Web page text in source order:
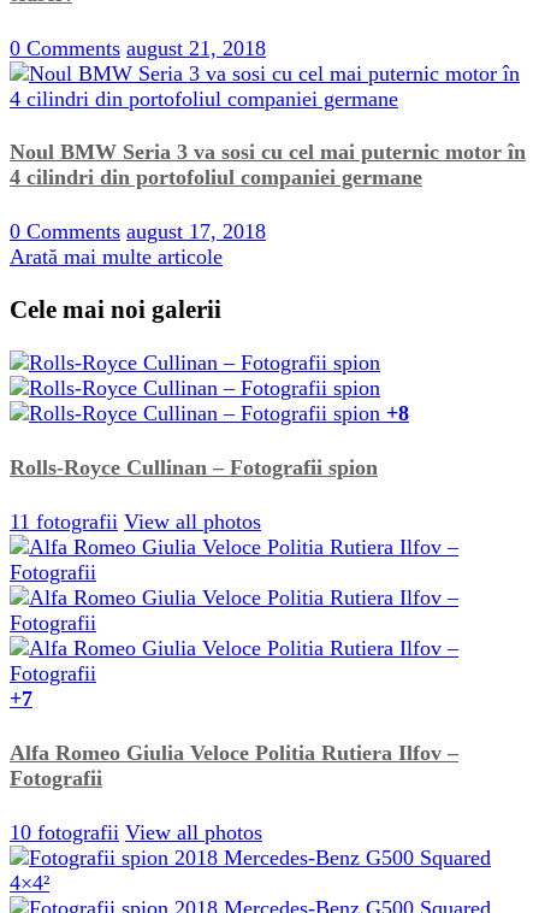
0 Comments august 21, 2018
Noul BMW Seria 3 va sosi cu cel mai puternic motor în
4 cilindri din portofoliul companiei germane
0 Comments august 17, 2018
Arată mai multe articole
Cele mai noi galerii
+8
Rolls-Royce Cullinan – Fotografii spion
11 fotografii View all photos
+7
Alfa Romeo Giulia Veloce Politia Rutiera Ilfov –
Fotografii
10 fotografii View all photos